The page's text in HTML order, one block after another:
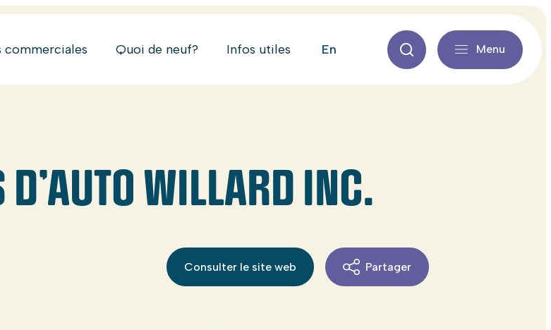
commerciales Quoi de neuf? Infos utiles en Menu
WILLARD INC.
Consulter le site web Partager